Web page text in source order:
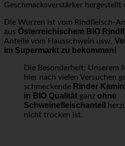
Geschmacksverstärker hergestellt
Die Wurzen ist vom Rindfleisch-
aus Österreichischem BIO
Anteile vom Hausschwein usw.
im Supermarkt zu bekommen!
Die Besonderheit: Unserem
hier nach vielen Versuchen
schmeckende Rinder
in BIO Qualität ganz ohne
Schweinefleischanteil
nicht trocken ist.